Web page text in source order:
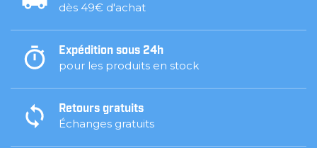
dès 49€ d'achat
Expédition sous 24h
pour les produits en stock
Retours gratuits
Échanges gratuits